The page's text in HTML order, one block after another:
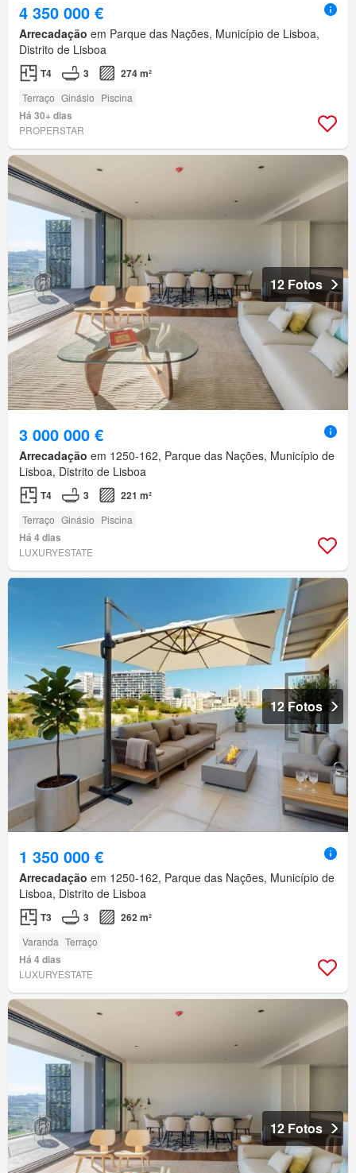
4 350 000 €
Arrecadação em Parque das Nações, Município de Lisboa,
Distrito de Lisboa
T4 3 274 m²
Terraço Ginásio Piscina
Há 30+ dias
PROPERSTAR
12 Fotos
3 000 000 €
Arrecadação em 1250-162, Parque das Nações, Município de
Lisboa, Distrito de Lisboa
T4 3 221 m²
Terraço Ginásio Piscina
Há 4 dias
LUXURYESTATE
12 Fotos
1 350 000 €
Arrecadação em 1250-162, Parque das Nações, Município de
Lisboa, Distrito de Lisboa
T3 3 262 m²
Varanda Terraço
Há 4 dias
LUXURYESTATE
12 Fotos